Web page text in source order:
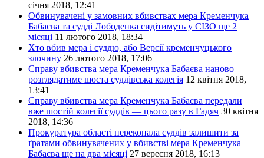
січня 2018, 12:41
Обвинувачені у замовних вбивствах мера Кременчука
Бабаєва та судді Лободенка сидітимуть у СІЗО ще 2
місяці 11 лютого 2018, 18:34
Хто вбив мера і суддю, або Версії кременчуцького
злочину 26 лютого 2018, 17:06
Справу вбивства мера Кременчука Бабаєва наново
розглядатиме шоста суддівська колегія 12 квітня 2018,
13:41
Справу вбивства мера Кременчука Бабаєва передали
вже шостій колегії суддів — цього разу в Гадяч 30 квітня
2018, 14:36
Прокуратура області переконала суддів залишити за
ґратами обвинувачених у вбивстві мера Кременчука
Бабаєва ще на два місяці 27 вересня 2018, 16:13